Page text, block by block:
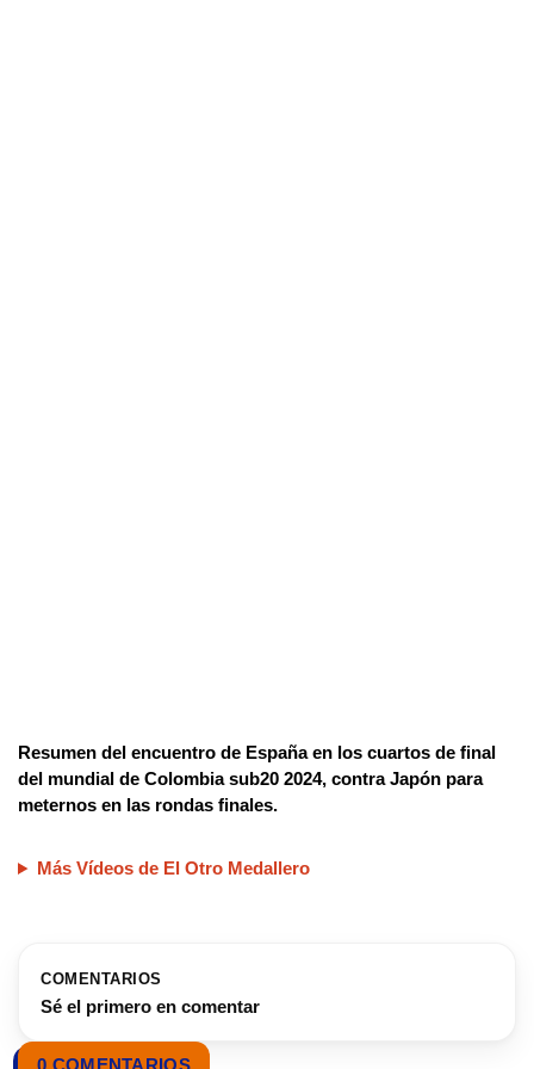
Resumen del encuentro de España en los cuartos de final
del mundial de Colombia sub20 2024, contra Japón para
meternos en las rondas finales.
Más Vídeos de El Otro Medallero
COMENTARIOS
Sé el primero en comentar
0 COMENTARIOS